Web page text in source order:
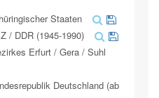
Staaten
/ DDR (1945-1990)
Erfurt / Gera / Suhl
Deutschland (ab